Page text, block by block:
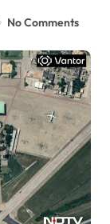
No Comments